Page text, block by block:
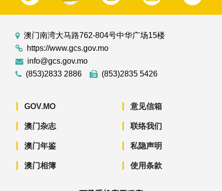
澳门南湾大马路762-804号中华广场15楼
https://www.gcs.gov.mo
info@gcs.gov.mo
(853)2833 2886
(853)2835 5426
GOV.MO
澳门杂志
澳门年鉴
澳门相簿
意见信箱
联络我们
私隐声明
使用条款